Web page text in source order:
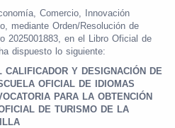
Comercio, Innovación
mediante Orden/Resolución de
2025001883, en el Libro Oficial de
dispuesto lo siguiente:
CALIFICADOR Y DESIGNACIÓN DE
OFICIAL DE IDIOMAS
PARA LA OBTENCIÓN
DE TURISMO DE LA